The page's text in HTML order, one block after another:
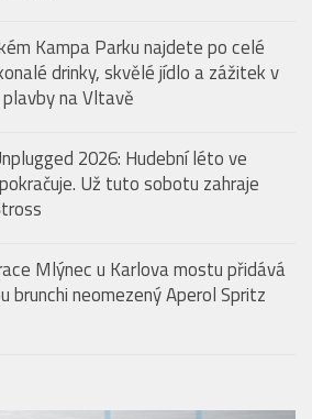
oblíbených produktů FIT.
skupiny HMG
zažije dronovou show: